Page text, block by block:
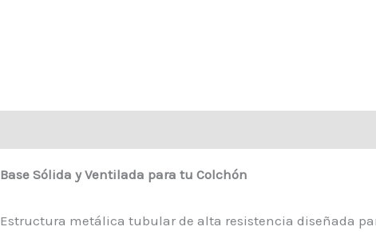
Base Sólida y Ventilada para tu Colchón
Estructura metálica tubular de alta resistencia diseñada